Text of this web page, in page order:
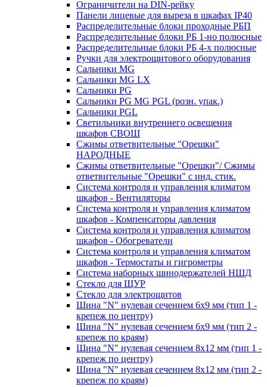
Ограничители на DIN-рейку
Панели лицевые для выреза в шкафах IP40
Распределительные блоки проходные РБП
Распределительные блоки РБ 1-но полюсные
Распределительные блоки РБ 4-х полюсные
Ручки для электрощитового оборудования
Сальники MG
Сальники MG LX
Сальники PG
Сальники PG MG PGL (розн. упак.)
Сальники PGL
Светильники внутреннего освещения
шкафов СВОШ
Сжимы ответвительные "Орешки"
НАРОДНЫЕ
Сжимы ответвительные "Орешки"/ Сжимы
ответвительные "Орешки" с инд. стик.
Система контроля и управления климатом
шкафов - Вентиляторы
Система контроля и управления климатом
шкафов - Компенсаторы давления
Система контроля и управления климатом
шкафов - Обогреватели
Система контроля и управления климатом
шкафов - Термостаты и гигрометры
Система наборных шинодержателей НШД
Стекло для ЩУР
Стекло для электрощитов
Шина "N" нулевая сечением 6х9 мм (тип 1 -
крепеж по центру)
Шина "N" нулевая сечением 6х9 мм (тип 2 -
крепеж по краям)
Шина "N" нулевая сечением 8х12 мм (тип 1 -
крепеж по центру)
Шина "N" нулевая сечением 8х12 мм (тип 2 -
крепеж по краям)